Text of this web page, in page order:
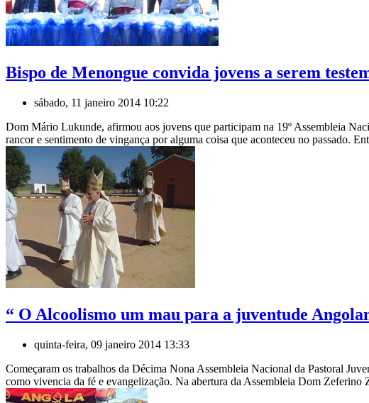
Bispo de Menongue convida jovens a serem
sábado, 11 janeiro 2014 10:22
Dom Mário Lukunde, afirmou aos jovens que participam na 19º Assembleia
rancor e sentimento de vingança por alguma coisa que aconteceu no passado.
“ O Alcoolismo um mau para a juventude
quinta-feira, 09 janeiro 2014 13:33
Começaram os trabalhos da Décima Nona Assembleia Nacional da Pastoral
como vivencia da fé e evangelização. Na abertura da Assembleia Dom